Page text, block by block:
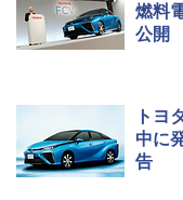
燃料
公開
トヨ
中に
告